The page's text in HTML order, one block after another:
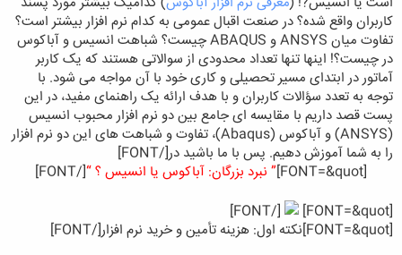
کاربران واقع شده؟ در صنعت اقبال عمومی به کدام نرم افزار بیشتر است؟
تفاوت میان ANSYS و ABAQUS چیست؟ شباهت انسیس و آباکوس
در چیست؟! اینها تنها تعداد محدودی از سوالاتی هستند که یک کاربر
آماتور در ابتدای مسیر تحصیلی و کاری خود با آن مواجه می شود. با
توجه به تعدد سؤالات کاربران و با هدف ارائه یک راهنمای مفید، در این
پست قصد داریم با مقایسه ای جامع بین دو نرم افزار محبوب انسیس
(ANSYS) و آباکوس (Abaqus)، تفاوت و شباهت های این دو نرم افزار
را به شما آموزش دهیم. پس با ما باشید در[/FONT]
[FONT=&quot]
” نبرد بزرگان: آباکوس یا انسیس ؟ “[/FONT]
[FONT=&quot]
[/FONT]
[FONT=&quot]
نکته اول: هزینه تأمین و خرید نرم افزار[/FONT]